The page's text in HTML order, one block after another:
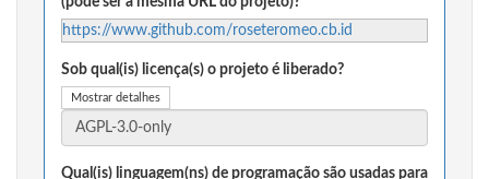
https://www.github.com/roseteromeo.cb.id
Sob qual(is) licença(s) o projeto é liberado?
Mostrar detalhes
Qual(is) linguagem(ns) de programação são usadas para